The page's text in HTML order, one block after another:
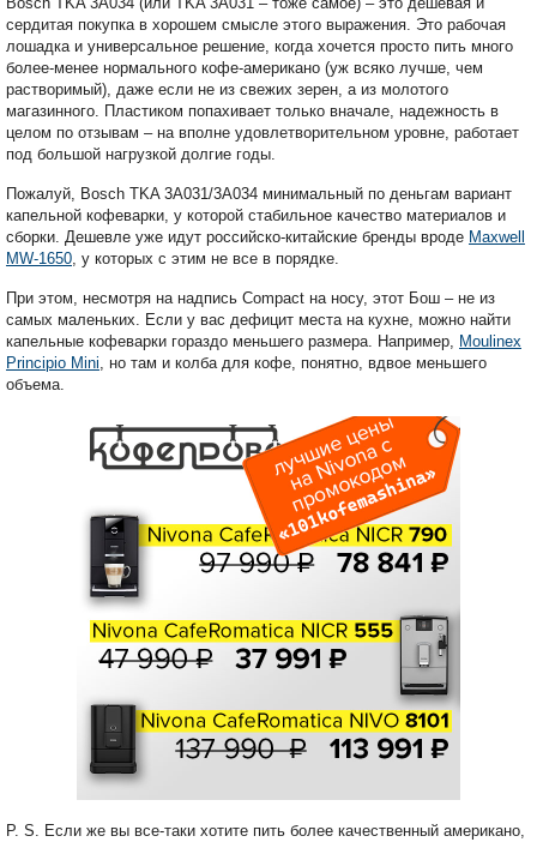
сердитая покупка в хорошем смысле этого выражения. Это рабочая
лошадка и универсальное решение, когда хочется просто пить много
более-менее нормального кофе-американо (уж всяко лучше, чем
растворимый), даже если не из свежих зерен, а из молотого
магазинного. Пластиком попахивает только вначале, надежность в
целом по отзывам – на вполне удовлетворительном уровне, работает
под большой нагрузкой долгие годы.
Пожалуй, Bosch TKA 3A031/3A034 минимальный по деньгам вариант
капельной кофеварки, у которой стабильное качество материалов и
сборки. Дешевле уже идут российско-китайские бренды вроде Maxwell
MW-1650, у которых с этим не все в порядке.
При этом, несмотря на надпись Compact на носу, этот Бош – не из
самых маленьких. Если у вас дефицит места на кухне, можно найти
капельные кофеварки гораздо меньшего размера. Например, Moulinex
Principio Mini, но там и колба для кофе, понятно, вдвое меньшего
объема.
P. S. Если же вы все-таки хотите пить более качественный американо,